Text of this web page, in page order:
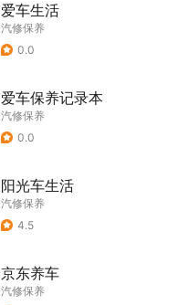
爱车生活
汽修保养
0.0
爱车保养记录本
汽修保养
0.0
阳光车生活
汽修保养
4.5
京东养车
汽修保养